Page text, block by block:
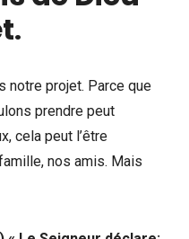
.
notre projet. Parce que
prendre peut
cela peut l’être
nos amis. Mais